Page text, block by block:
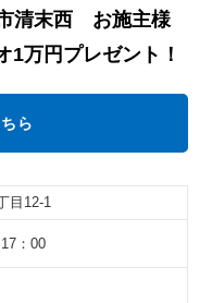
清末西 お施主様
1万円プレゼント！
ら
目12-1
：00